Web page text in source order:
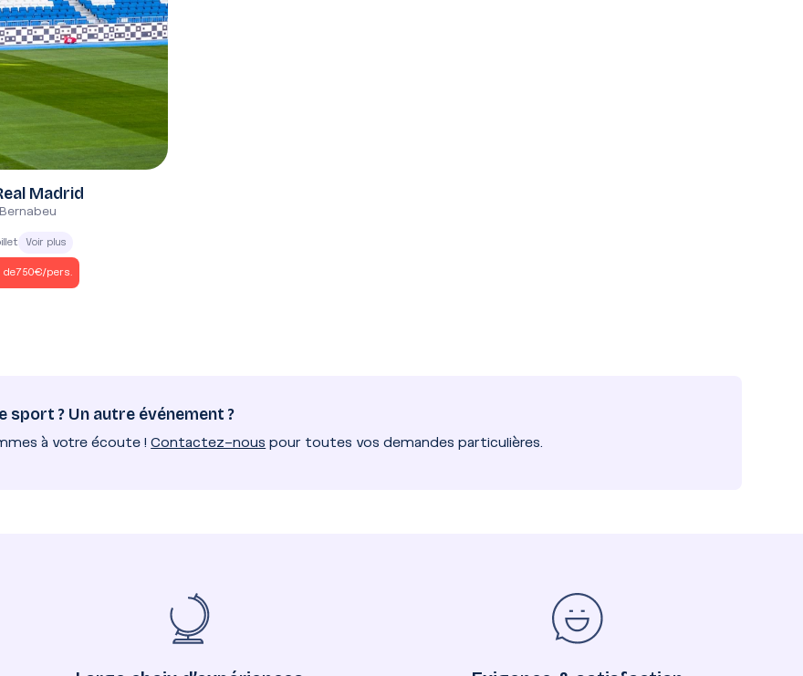
Madrid
Voir plus
750€/pers.
sport ? Un autre événement ?
à votre écoute !Contactez-nous pour toutes vos demandes particulières.